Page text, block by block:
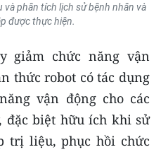
phân tích lịch sử bệnh nhân và
được thực hiện.
giảm chức năng vận
thức robot có tác dụng
vận động cho các
đặc biệt hữu ích khi sử
trị liệu, phục hồi chức